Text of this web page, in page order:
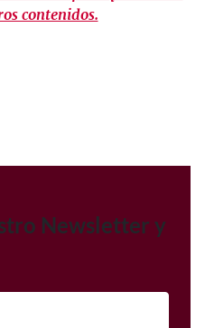
contenidos.
Newsletter y